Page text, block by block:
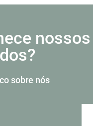
nossos
sobre nós